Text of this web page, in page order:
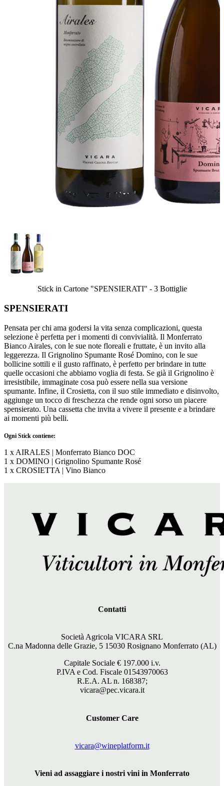
Stick in Cartone "SPENSIERATI" - 3 Bottiglie
SPENSIERATI
Pensata per chi ama godersi la vita senza complicazioni, questa
selezione è perfetta per i momenti di convivialità. Il Monferrato
Bianco Airales, con le sue note floreali e fruttate, è un invito alla
leggerezza. Il Grignolino Spumante Rosé Domino, con le sue
bollicine sottili e il gusto raffinato, è perfetto per brindare in tutte
quelle occasioni che abbiamo voglia di festa. Se già il Grignolino è
irresistibile, immaginate cosa può essere nella sua versione
spumante. Infine, il Crosietta, con il suo stile immediato e disinvolto,
aggiunge un tocco di freschezza che rende ogni sorso un piacere
spensierato. Una cassetta che invita a vivere il presente e a brindare
ai momenti più belli.
Ogni Stick contiene:
1 x AIRALES | Monferrato Bianco DOC
1 x DOMINO | Grignolino Spumante Rosé
1 x CROSIETTA | Vino Bianco
Contatti
Società Agricola VICARA SRL
C.na Madonna delle Grazie, 5 15030 Rosignano Monferrato (AL)
Capitale Sociale € 197.000i.v.
P.IVA e Cod. Fiscale 01543970063
R.E.A. AL n. 168387;
vicara@pec.vicara.it
Customer Care
vicara@wineplatform.it
Vieni ad assaggiare i nostri vini in Monferrato